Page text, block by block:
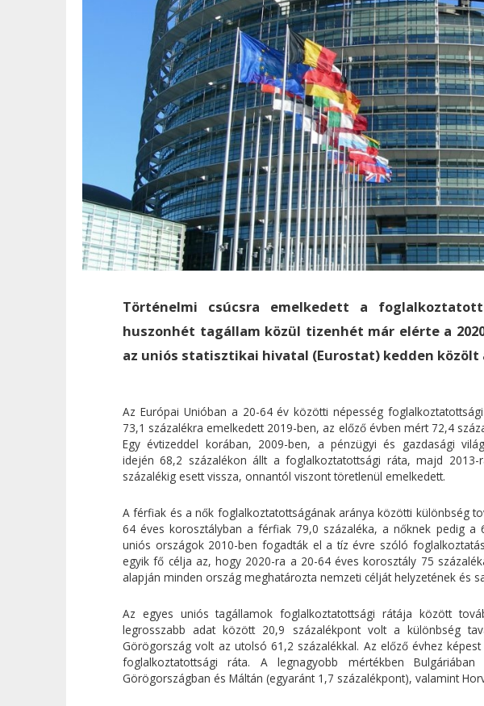
Történelmi csúcsra emelkedett a
huszonhét tagállam közül tizenhét már elérte a
az uniós statisztikai hivatal (Eurostat) kedden közölt
Az Európai Unióban a 20-64 év közötti népesség
73,1 százalékra emelkedett 2019-ben, az előző évben mért 72,4
Egy évtizeddel korában, 2009-ben, a pénzügyi és gazdasági
idején 68,2 százalékon állt a foglalkoztatottsági ráta, majd 2013-
százalékig esett vissza, onnantól viszont töretlenül emelkedett.
A férfiak és a nők foglalkoztatottságának aránya közötti különbség
64 éves korosztályban a férfiak 79,0 százaléka, a nőknek pedig
uniós országok 2010-ben fogadták el a tíz évre szóló
egyik fő célja az, hogy 2020-ra a 20-64 éves korosztály 75
alapján minden ország meghatározta nemzeti célját helyzetének és
Az egyes uniós tagállamok foglalkoztatottsági rátája között
legrosszabb adat között 20,9 százalékpont volt a különbség
Görögország volt az utolsó 61,2 százalékkal. Az előző évhez
foglalkoztatottsági ráta. A legnagyobb mértékben
Görögországban és Máltán (egyaránt 1,7 százalékpont), valamint